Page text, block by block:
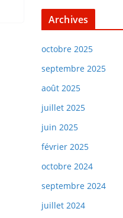
Archives
octobre 2025
septembre 2025
août 2025
juillet 2025
juin 2025
février 2025
octobre 2024
septembre 2024
juillet 2024